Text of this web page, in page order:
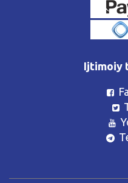
Ijtimoiy